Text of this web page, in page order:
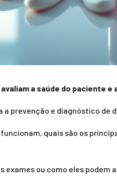
a saúde do paciente
prevenção e diagnóstico de
quais são os
exames ou como eles